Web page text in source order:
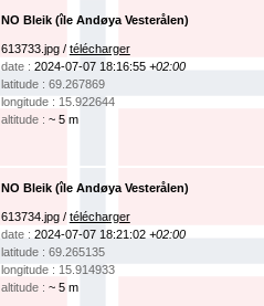
NO Bleik (île Andøya Vesterålen)
613733.jpg / télécharger
date : 2024-07-07 18:16:55 +02:00
latitude : 69.267869
longitude : 15.922644
altitude : ~ 5 m
NO Bleik (île Andøya Vesterålen)
613734.jpg / télécharger
date : 2024-07-07 18:21:02 +02:00
latitude : 69.265135
longitude : 15.914933
altitude : ~ 5 m